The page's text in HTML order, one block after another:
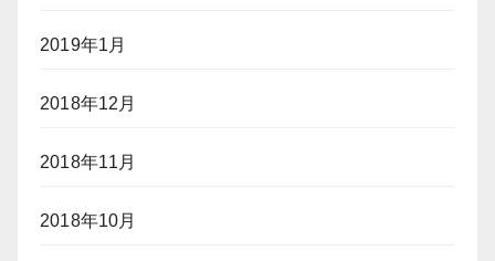
2019年1月
2018年12月
2018年11月
2018年10月